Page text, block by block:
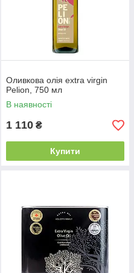
Оливкова олія extra virgin
Pelion, 750 мл
В наявності
1 110 ₴
Купити